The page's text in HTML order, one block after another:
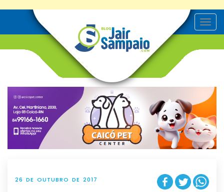
T
o
v
g
t
i
o
n
26 DE OUTUBRO DE 2017